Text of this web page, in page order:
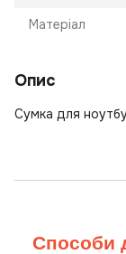
Матеріал
Опис
Сумка для
Способи